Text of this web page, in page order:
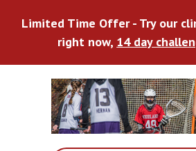
Limited Time Offer - Try our
right now, 14 day